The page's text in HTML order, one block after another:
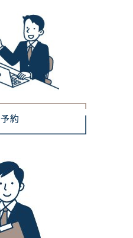
約